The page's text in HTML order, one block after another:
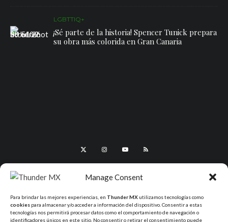
Manage Consent
Para brindar las mejores experiencias, en Thunder MX utilizamos tecnologías como
cookies para almacenar y/o acceder a información del dispositivo. Consentir a estas
tecnologías nos permitirá procesar datos como el comportamiento de navegación o
identificadores únicos en este sitio. No consentir o retirar el consentimiento puede
LGBTTIQ+
¡Sé parte de la historia! Spencer Tunick prepara
su obra más colorida en Gran Canaria